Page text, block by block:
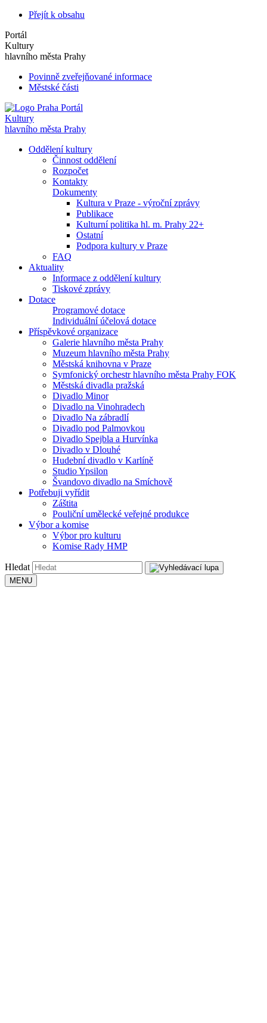
Přejít k obsahu
Portál
Kultury
hlavního města Prahy
Povinně zveřejňované informace
Městské části
Portál
Kultury
hlavního města Prahy
Oddělení kultury
Činnost oddělení
Rozpočet
Kontakty
Dokumenty
Kultura v Praze - výroční zprávy
Publikace
Kulturní politika hl. m. Prahy 22+
Ostatní
Podpora kultury v Praze
FAQ
Aktuality
Informace z oddělení kultury
Tiskové zprávy
Dotace
Programové dotace
Individuální účelová dotace
Příspěvkové organizace
Galerie hlavního města Prahy
Muzeum hlavního města Prahy
Městská knihovna v Praze
Symfonický orchestr hlavního města Prahy FOK
Městská divadla pražská
Divadlo Minor
Divadlo na Vinohradech
Divadlo Na zábradlí
Divadlo pod Palmovkou
Divadlo Spejbla a Hurvínka
Divadlo v Dlouhé
Hudební divadlo v Karlíně
Studio Ypsilon
Švandovo divadlo na Smíchově
Potřebuji vyřídit
Záštita
Pouliční umělecké veřejné produkce
Výbor a komise
Výbor pro kulturu
Komise Rady HMP
Hledat
MENU